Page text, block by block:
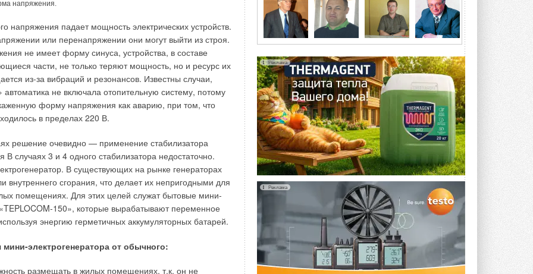
напряжения.
напряжения падает мощность электрических устройств.
или перенапряжении они могут выйти из строя.
не имеет форму синуса, устройства, в составе
части, не только теряют мощность, но и ресурс их
из-за вибраций и резонансов. Известны случаи,
автоматика не включала отопительную систему, потому
форму напряжения как аварию, при том, что
в пределах 220 В.
решение очевидно — применение стабилизатора
В случаях 3 и 4 одного стабилизатора недостаточно.
В существующих на рынке генераторах
внутреннего сгорания, что делает их непригодными для
помещениях. Для этих целей служат бытовые мини-
150», которые вырабатывают переменное
энергию герметичных аккумуляторных батарей.
электрогенератора от обычного:
размещать в жилых помещениях, т.к. он не
5 АВГУСТА 2026
21-й ежегодный форум
«ЦОД-2026»
отеле Radisson Slavyanskaya. Форум
посетит более двух тысяч участников ...
5 АВГУСТА 2026
Китайская Shenling представила
линейку тепловых насосов
«воздух-вода» на R290
Серия ThermaX R290 All-In-One
включает три модели ...
4 АВГУСТА 2026
Тепловые насосы в связке с
солнечной генерацией и
накопителем снижают
потребление на 60%
Исследователи из Италии установили ...
4 АВГУСТА 2026
«РУСКЛИМАТ Fest 2026» в Уфе
собрал свыше 700 профи
климатической отрасли
Реклама
Реклама
пламени (
компанииFondital, Super Kromoитальянской
сложное оборудование достаточно дорого ($ 600–
мощности), однако, способно обеспечить высокий
и экономию эксплуатационных расходов. Оно
в дорогих коттеджах, офисах, особняках. Для
дома эконом-класса, дачи, вспомогательных
бани, мастерские, гаражи, где основными критериями
и экономичность, вполне подходит оборудование
представлено газовыми конвекторами двух
S.A. (Польша) и «ELEKTHERMAX» Rt (Венгрия).
параметров польских и венгерских конвекторов,
в России, представлено в табл. 1.
конвекторы EMAX GWH и OGK-F
практически
конвекторов EMAX GWH— в диапазоне 2,5–5,8 кВт;
И та, и другая серия оснащены пьезорозжигом, не
нержавеющей стали. Рабочее давление — 12 и 15 бар
газ, дизельное топливо, топочный мазут.
входит:
с отсечным и дренажным кранами.
уровня воды
в составе:
рабочего давления с датчиками минимального и
с ручным включением;
минимального и максимального уровня воды
(автоматический регулятор уровня), включая блокирующее
минимального уровня воды.
клапана безопасности.
краном.
из алюминия.
нержавеющей стали.
клапан и запорный кран).
насоса с обратными клапанами.
для гидравлических присоединений. Технические характеристики
~2~).